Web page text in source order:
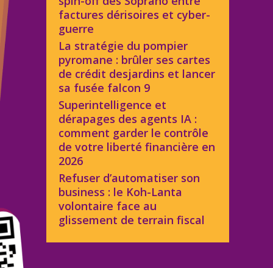
factures dérisoires et cyber-
guerre
La stratégie du pompier
pyromane : brûler ses cartes
de crédit desjardins et lancer
sa fusée falcon 9
Superintelligence et
dérapages des agents IA :
comment garder le contrôle
de votre liberté financière en
2026
Refuser d’automatiser son
business : le Koh-Lanta
volontaire face au
glissement de terrain fiscal